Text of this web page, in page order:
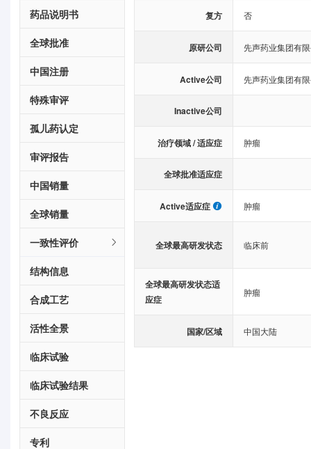
药品说明书
全球批准
中国注册
特殊审评
孤儿药认定
审评报告
中国销量
全球销量
一致性评价
结构信息
合成工艺
活性全景
临床试验
临床试验结果
不良反应
专利
复方 否
原研公司 先声药业集团有
Active公司 先声药业集团有
Inactive公司
治疗领域 / 适应症 肿瘤
全球批准适应症
Active适应症 肿瘤
全球最高研发状态 临床前
全球最高研发状态适
应症
肿瘤
国家/区域 中国大陆